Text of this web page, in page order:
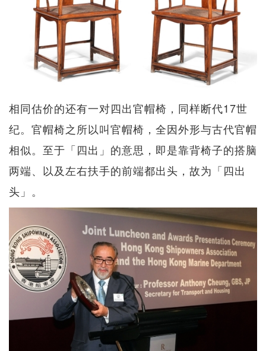
相同估价的还有一对四出官帽椅，同样断代17世
纪。官帽椅之所以叫官帽椅，全因外形与古代官帽
相似。至于「四出」的意思，即是靠背椅子的搭脑
两端、以及左右扶手的前端都出头，故为「四出
头」。